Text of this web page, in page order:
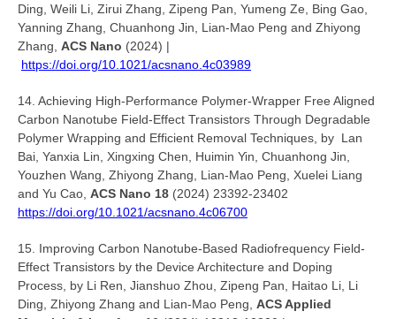
Ding, Weili Li, Zirui Zhang, Zipeng Pan, Yumeng Ze, Bing Gao,
Yanning Zhang, Chuanhong Jin, Lian-Mao Peng and Zhiyong
Zhang, ACS Nano (2024) |
https://doi.org/10.1021/acsnano.4c03989
14. Achieving High-Performance Polymer-Wrapper Free Aligned
Carbon Nanotube Field-Effect Transistors Through Degradable
Polymer Wrapping and Efficient Removal Techniques, by Lan
Bai, Yanxia Lin, Xingxing Chen, Huimin Yin, Chuanhong Jin,
Youzhen Wang, Zhiyong Zhang, Lian-Mao Peng, Xuelei Liang
and Yu Cao, ACS Nano 18 (2024) 23392-23402
https://doi.org/10.1021/acsnano.4c06700
15. Improving Carbon Nanotube-Based Radiofrequency Field-
Effect Transistors by the Device Architecture and Doping
Process, by Li Ren, Jianshuo Zhou, Zipeng Pan, Haitao Li, Li
Ding, Zhiyong Zhang and Lian-Mao Peng, ACS Applied